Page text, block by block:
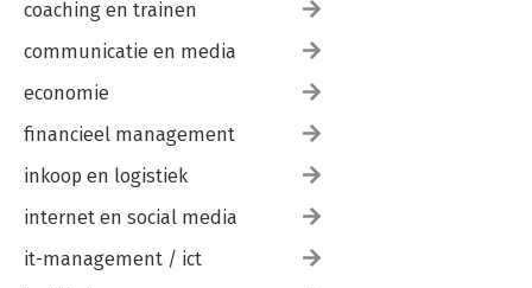
13. Trends & ontwikkelingen
14. Mooiste horeca-ervaring van...
15. Welke Horecatijger ben jij?
16. Voldaan of overtroffen?
18. Inspiratie & bronnen
coaching en trainen
communicatie en media
economie
financieel management
inkoop en logistiek
internet en social media
it-management / ict